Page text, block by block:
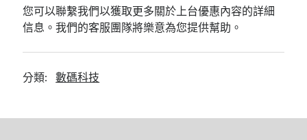
您可以聯繫我們以獲取更多關於上台優惠內容的詳細
信息。我們的客服團隊將樂意為您提供幫助。
分類: 數碼科技